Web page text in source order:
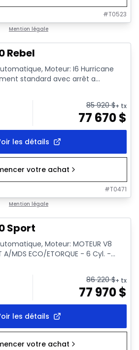
#T0523
Mention légale
Rebel
Moteur: I6 Hurricane
standard avec arrêt a...
85 920$+ tx
77 670$
les détails
votre achat
#T0471
Mention légale
Sport
Moteur: MOTEUR V8
A/MDS ECO/ETORQUE - 6 Cyl. -...
86 220$+ tx
77 970$
les détails
votre achat